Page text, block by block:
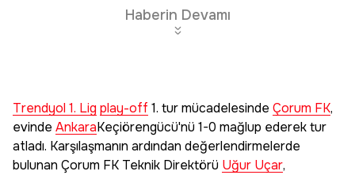
Haberin Devamı
Trendyol 1. Lig play-off 1. tur mücadelesinde Çorum FK,
evinde AnkaraKeçiörengücü'nü 1-0 mağlup ederek tur
atladı. Karşılaşmanın ardından değerlendirmelerde
bulunan Çorum FK Teknik Direktörü Uğur Uçar,